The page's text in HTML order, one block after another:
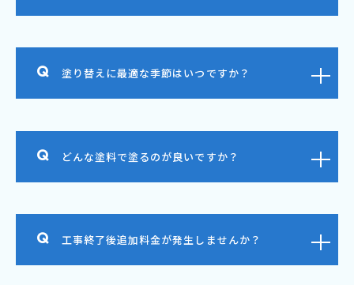
塗り替えに最適な季節はいつですか？
どんな塗料で塗るのが良いですか？
工事終了後追加料金が発生しませんか？